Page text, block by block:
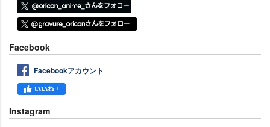
Facebook
Facebookアカウント
Instagram